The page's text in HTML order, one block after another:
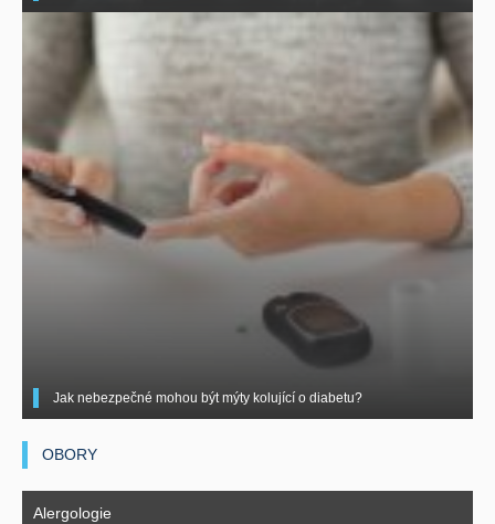
Jak nebezpečné mohou být mýty kolující o diabetu?
OBORY
Alergologie